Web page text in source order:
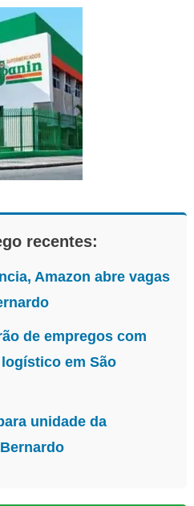
recentes:
Amazon abre vagas
de empregos com
em São
unidade da